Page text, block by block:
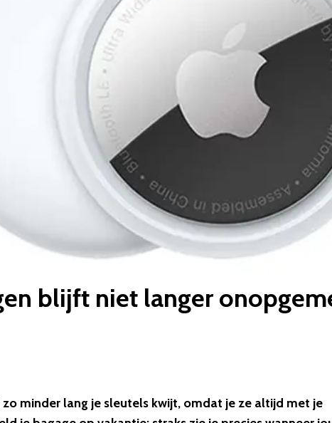
blijft niet langer
zo minder lang je sleutels kwijt, omdat je ze altijd met je